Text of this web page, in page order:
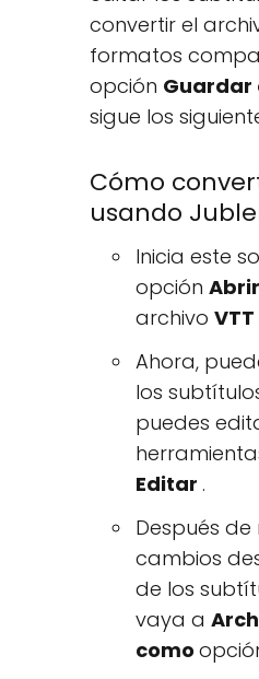
convertir el
formatos
opción Guardar
sigue los
Cómo
usando
Inicia este
opción Abrir
archivo VTT
Ahora,
los
puedes
Editar .
Después
cambios
de los
vaya a
como